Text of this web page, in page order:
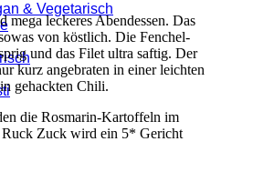
& Vegetarisch
mega leckeres Abendessen. Das
von köstlich. Die Fenchel-
und das Filet ultra saftig. Der
kurz angebraten in einer leichten
gehackten Chili.
die Rosmarin-Kartoffeln im
Ruck Zuck wird ein 5* Gericht